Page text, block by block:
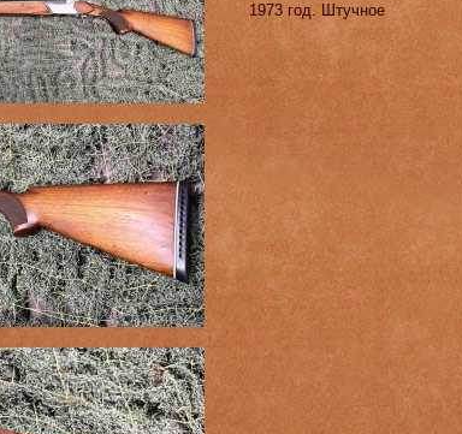
1973 год. Штучное